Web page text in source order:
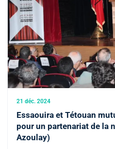
21 déc. 2024
Essaouira et Tétouan
pour un partenariat de la
Azoulay)